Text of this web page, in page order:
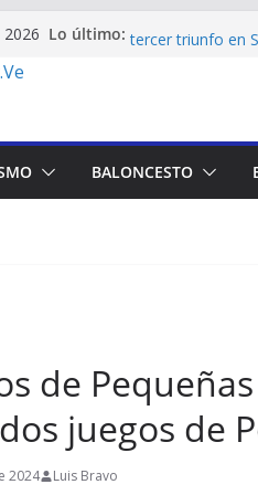
Lo último: Softbol
podio en Santo
Yorgelis Salazar
BALONCESTO
de
juegos de
2024 Luis Bravo